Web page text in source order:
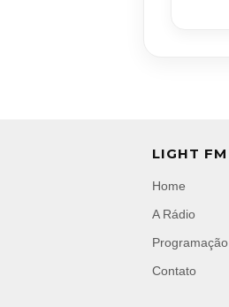
LIGHT FM
Home
A Rádio
Programação
Contato